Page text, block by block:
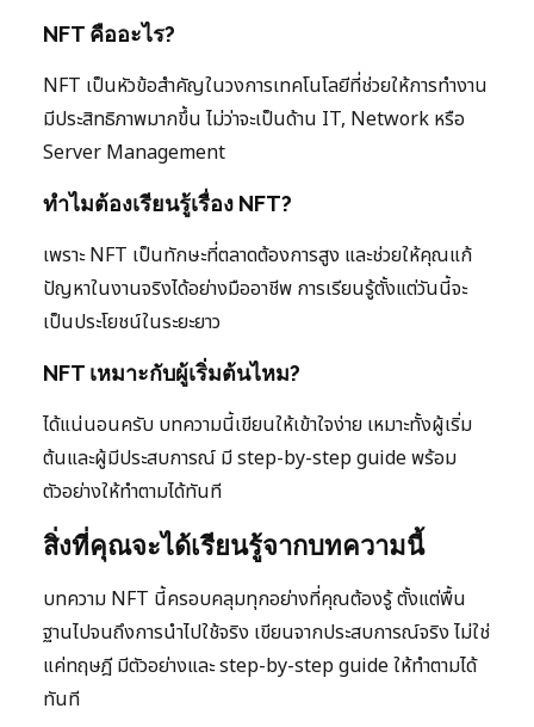
NFT คืออะไร?
NFT เป็นหัวข้อสำคัญในวงการเทคโนโลยีที่ช่วยให้การทำงาน
มีประสิทธิภาพมากขึ้น ไม่ว่าจะเป็นด้าน IT, Network หรือ
Server Management
ทำไมต้องเรียนรู้เรื่อง NFT?
เพราะ NFT เป็นทักษะที่ตลาดต้องการสูง และช่วยให้คุณแก้
ปัญหาในงานจริงได้อย่างมืออาชีพ การเรียนรู้ตั้งแต่วันนี้จะ
เป็นประโยชน์ในระยะยาว
NFT เหมาะกับผู้เริ่มต้นไหม?
ได้แน่นอนครับ บทความนี้เขียนให้เข้าใจง่าย เหมาะทั้งผู้เริ่ม
ต้นและผู้มีประสบการณ์ มี step-by-step guide พร้อม
ตัวอย่างให้ทำตามได้ทันที
สิ่งที่คุณจะได้เรียนรู้จากบทความนี้
บทความ NFT นี้ครอบคลุมทุกอย่างที่คุณต้องรู้ ตั้งแต่พื้น
ฐานไปจนถึงการนำไปใช้จริง เขียนจากประสบการณ์จริง ไม่ใช่
แค่ทฤษฎี มีตัวอย่างและ step-by-step guide ให้ทำตามได้
ทันที